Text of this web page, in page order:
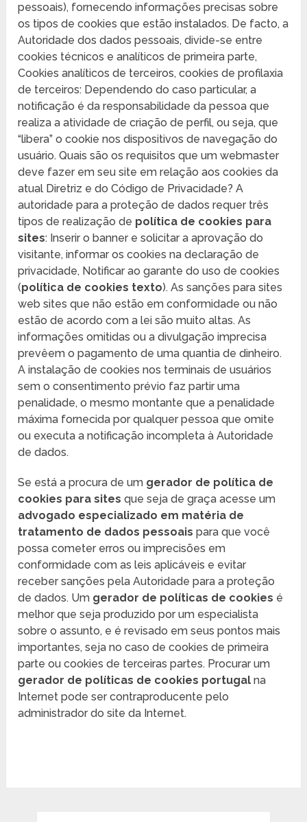
pessoais), fornecendo informações precisas sobre
os tipos de cookies que estão instalados. De facto, a
Autoridade dos dados pessoais, divide-se entre
cookies técnicos e analíticos de primeira parte,
Cookies analíticos de terceiros, cookies de profilaxia
de terceiros: Dependendo do caso particular, a
notificação é da responsabilidade da pessoa que
realiza a atividade de criação de perfil, ou seja, que
“libera” o cookie nos dispositivos de navegação do
usuário. Quais são os requisitos que um webmaster
deve fazer em seu site em relação aos cookies da
atual Diretriz e do Código de Privacidade? A
autoridade para a proteção de dados requer três
tipos de realização de política de cookies para
sites: Inserir o banner e solicitar a aprovação do
visitante, informar os cookies na declaração de
privacidade, Notificar ao garante do uso de cookies
(política de cookies texto). As sanções para sites
web sites que não estão em conformidade ou não
estão de acordo com a lei são muito altas. As
informações omitidas ou a divulgação imprecisa
prevêem o pagamento de uma quantia de dinheiro.
A instalação de cookies nos terminais de usuários
sem o consentimento prévio faz partir uma
penalidade, o mesmo montante que a penalidade
máxima fornecida por qualquer pessoa que omite
ou executa a notificação incompleta à Autoridade
de dados.
Se está a procura de um gerador de política de
cookies para sitesque seja de graça acesse um
advogado especializado em matéria de
tratamento de dados pessoais para que você
possa cometer erros ou imprecisões em
conformidade com as leis aplicáveis e evitar
receber sanções pela Autoridade para a proteção
de dados. Um gerador de políticas de cookies é
melhor que seja produzido por um especialista
sobre o assunto, e é revisado em seus pontos mais
importantes, seja no caso de cookies de primeira
parte ou cookies de terceiras partes. Procurar um
gerador de políticas de cookies portugal na
Internet pode ser contraproducente pelo
administrador do site da Internet.